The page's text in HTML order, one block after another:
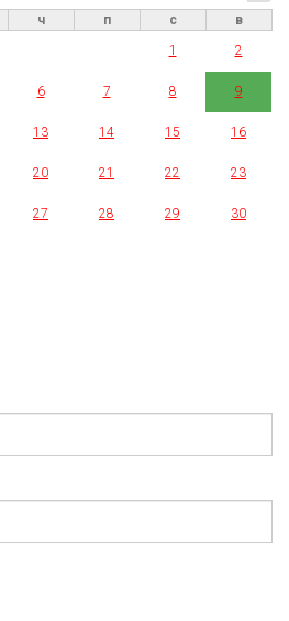
ч п с
в
1
2
6 7 8 9
13 14 15 16
20 21 22 23
27 28 29 30